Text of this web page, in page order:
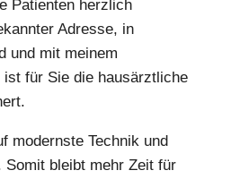
Patienten herzlich
Adresse, in
und mit meinem
ist für Sie die hausärztliche
modernste Technik und
bleibt mehr Zeit für